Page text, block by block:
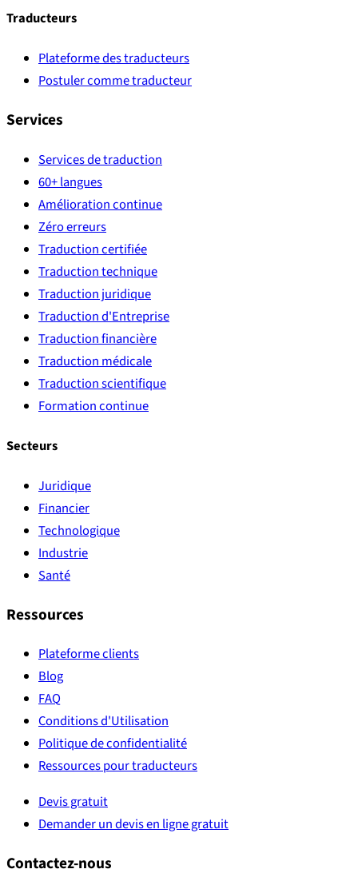
Traducteurs
Plateforme des traducteurs
Postuler comme traducteur
Services
Services de traduction
60+ langues
Amélioration continue
Zéro erreurs
Traduction certifiée
Traduction technique
Traduction juridique
Traduction d'Entreprise
Traduction financière
Traduction médicale
Traduction scientifique
Formation continue
Secteurs
Juridique
Financier
Technologique
Industrie
Santé
Ressources
Plateforme clients
Blog
FAQ
Conditions d'Utilisation
Politique de confidentialité
Ressources pour traducteurs
Devis gratuit
Demander un devis en ligne gratuit
Contactez-nous